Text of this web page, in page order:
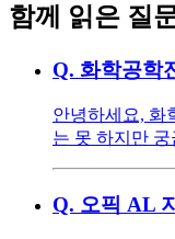
함께 읽은 질
Q. 화학공학
안녕하세요, 화
는 못 하지만
Q. 오픽 AL